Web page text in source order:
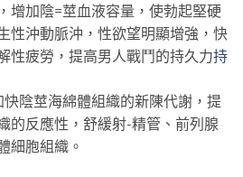
增加陰=莖血液容量，使勃起堅硬
性沖動脈沖，性欲望明顯增強，快
性疲勞，提高男人戰鬥的持久力持
陰莖海綿體組織的新陳代謝，提
的反應性，舒緩射-精管、前列腺
細胞組織。